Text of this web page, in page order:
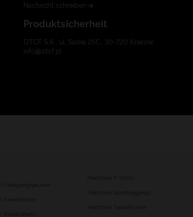
Nachricht schreiben
Produktsicherheit
OTCF S.A., ul. Saska 25C, 30-720 Kraków
info@otcf.pl